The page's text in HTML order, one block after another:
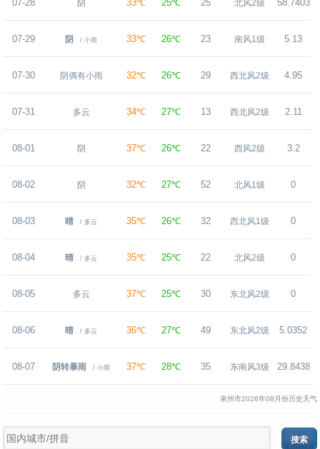
07-28 阴 33℃ 25℃ 25 北风2级 58.7403
07-29 阴 / 小雨 33℃ 26℃ 23 南风1级 5.13
07-30 阴偶有小雨 32℃ 26℃ 29 西北风2级 4.95
07-31 多云 34℃ 27℃ 13 西北风2级 2.11
08-01 阴 37℃ 26℃ 22 西风2级 3.2
08-02 阴 32℃ 27℃ 52 北风1级 0
08-03 晴 / 多云 35℃ 26℃ 32 西北风1级 0
08-04 晴 / 多云 35℃ 25℃ 22 北风2级 0
08-05 多云 37℃ 25℃ 30 东北风2级 0
08-06 晴 / 多云 36℃ 27℃ 49 东北风2级 5.0352
08-07 阴转暴雨 / 小雨 37℃ 28℃ 35 东南风3级 29.8438
泉州市2026年08月份历史天气